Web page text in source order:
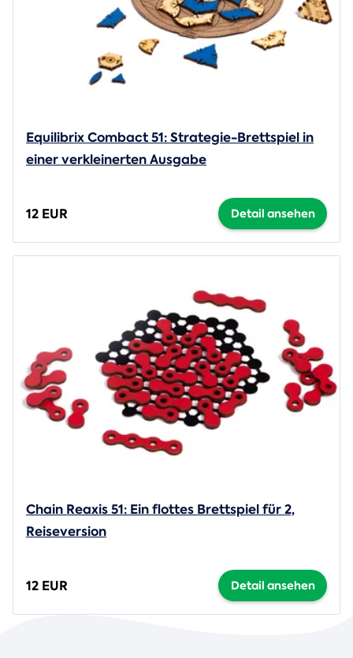
Equilibrix Combact 51: Strategie-Brettspiel in
einer verkleinerten Ausgabe
12 EUR Detail ansehen
Chain Reaxis 51: Ein flottes Brettspiel für 2,
Reiseversion
12 EUR Detail ansehen